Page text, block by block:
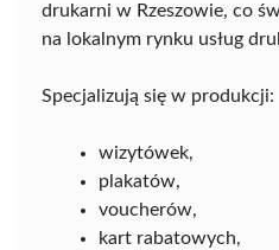
drukarni w Rzeszowie, co
na lokalnym rynku usług
Specjalizują się w produkcji:
wizytówek,
plakatów,
voucherów,
kart rabatowych,